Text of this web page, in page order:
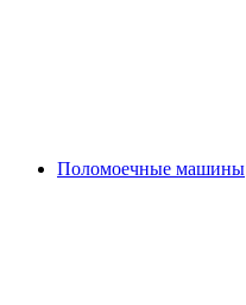
Поломоечные машины